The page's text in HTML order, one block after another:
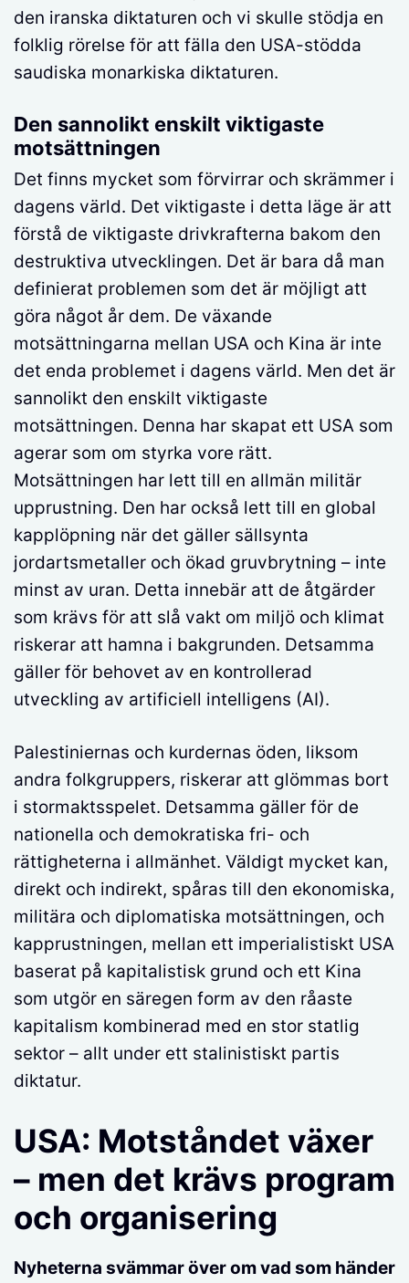
den iranska diktaturen och vi skulle stödja en
folklig rörelse för att fälla den USA-stödda
saudiska monarkiska diktaturen.
Den sannolikt enskilt viktigaste
motsättningen
Det finns mycket som förvirrar och skrämmer i
dagens värld. Det viktigaste i detta läge är att
förstå de viktigaste drivkrafterna bakom den
destruktiva utvecklingen. Det är bara då man
definierat problemen som det är möjligt att
göra något år dem. De växande
motsättningarna mellan USA och Kina är inte
det enda problemet i dagens värld. Men det är
sannolikt den enskilt viktigaste
motsättningen. Denna har skapat ett USA som
agerar som om styrka vore rätt.
Motsättningen har lett till en allmän militär
upprustning. Den har också lett till en global
kapplöpning när det gäller sällsynta
jordartsmetaller och ökad gruvbrytning – inte
minst av uran. Detta innebär att de åtgärder
som krävs för att slå vakt om miljö och klimat
riskerar att hamna i bakgrunden. Detsamma
gäller för behovet av en kontrollerad
utveckling av artificiell intelligens (AI).
Palestiniernas och kurdernas öden, liksom
andra folkgruppers, riskerar att glömmas bort
i stormaktsspelet. Detsamma gäller för de
nationella och demokratiska fri- och
rättigheterna i allmänhet. Väldigt mycket kan,
direkt och indirekt, spåras till den ekonomiska,
militära och diplomatiska motsättningen, och
kapprustningen, mellan ett imperialistiskt USA
baserat på kapitalistisk grund och ett Kina
som utgör en säregen form av den råaste
kapitalism kombinerad med en stor statlig
sektor – allt under ett stalinistiskt partis
diktatur.
USA: Motståndet växer
– men det krävs program
och organisering
Nyheterna svämmar över om vad som händer